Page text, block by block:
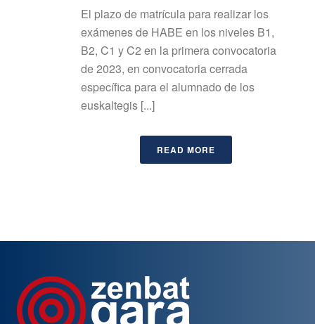
El plazo de matrícula para realizar los
exámenes de HABE en los niveles B1,
B2, C1 y C2 en la primera convocatoria
de 2023, en convocatoria cerrada
específica para el alumnado de los
euskaltegis [...]
READ MORE